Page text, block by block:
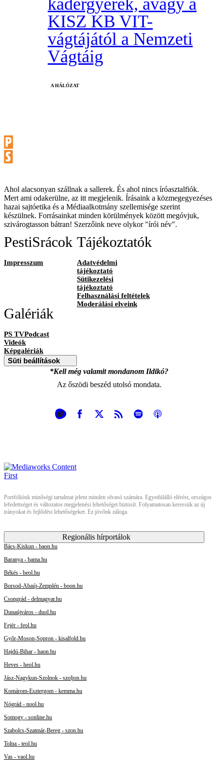
kádergyerek, avagy a
KISZ KB VIT-
vágtájától a Nemzeti
Vágtáig
A HÁLÓZAT
Ahol alacsonyan szállnak a sallerek. És ahol nincs íróasztalfiók.
Mert ami odakerülne, az itt megjelenik. Írásaink a közmegegyezéses
hazai sajtóetika és a Médiaalkotmány szellemisége szerint
készülnek. Forrásainkat minden körülmények között megóvjuk,
szivárogtasson bátran! Szerzőink neve olykor "írói név".
PestiSrácok
Impresszum
Tájékoztatók
Adatvédelmi
tájékoztató
Sütikezelési
tájékoztató
Felhasználási feltételek
Moderálási elveink
Galériák
PS TVPodcast
Videók
Képgalériák
Süti beállítások
*Kell még valamit mondanom Ildikó?
Az őszödi beszéd utolsó mondata.
Portfóliónk minőségi tartalmat jelent minden olvasó számára. Egyedülálló elérést, országos
lefedettséget és változatos megjelenési lehetőséget biztosít. Folyamatosan keressük az új
irányokat és fejlődési lehetőségeket. Ez jövőnk záloga.
Regionális hírportálok
Bács-Kiskun - baon.hu
Baranya - bama.hu
Békés - beol.hu
Borsod-Abaúj-Zemplén - boon.hu
Csongrád - delmagyar.hu
Dunaújváros - duol.hu
Fejér - feol.hu
Győr-Moson-Sopron - kisalfold.hu
Hajdú-Bihar - haon.hu
Heves - heol.hu
Jász-Nagykun-Szolnok - szoljon.hu
Komárom-Esztergom - kemma.hu
Nógrád - nool.hu
Somogy - sonline.hu
Szabolcs-Szatmár-Bereg - szon.hu
Tolna - teol.hu
Vas - vaol.hu